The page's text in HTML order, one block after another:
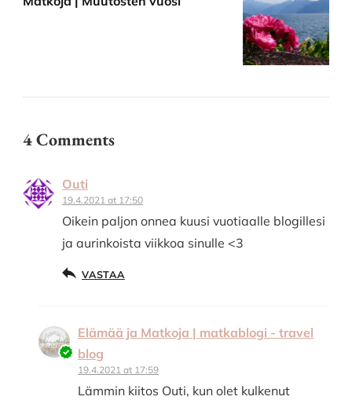
4 Comments
Outi
19.4.2021 at 17:50
Oikein paljon onnea kuusi vuotiaalle blogillesi
ja aurinkoista viikkoa sinulle <3
VASTAA
Elämää ja Matkoja | matkablogi - travel
blog
19.4.2021 at 17:59
Lämmin kiitos Outi, kun olet kulkenut